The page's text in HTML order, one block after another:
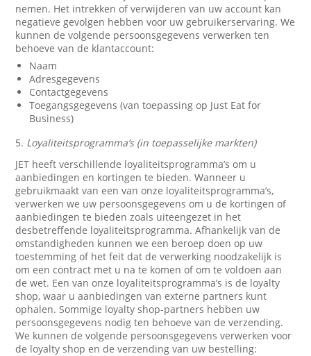
nemen. Het intrekken of verwijderen van uw account kan
negatieve gevolgen hebben voor uw gebruikerservaring. We
kunnen de volgende persoonsgegevens verwerken ten
behoeve van de klantaccount:
Naam
Adresgegevens
Contactgegevens
Toegangsgegevens (van toepassing op Just Eat for
Business)
5. Loyaliteitsprogramma’s (in toepasselijke markten)
JET heeft verschillende loyaliteitsprogramma’s om u
aanbiedingen en kortingen te bieden. Wanneer u
gebruikmaakt van een van onze loyaliteitsprogramma’s,
verwerken we uw persoonsgegevens om u de kortingen of
aanbiedingen te bieden zoals uiteengezet in het
desbetreffende loyaliteitsprogramma. Afhankelijk van de
omstandigheden kunnen we een beroep doen op uw
toestemming of het feit dat de verwerking noodzakelijk is
om een contract met u na te komen of om te voldoen aan
de wet. Een van onze loyaliteitsprogramma’s is de loyalty
shop, waar u aanbiedingen van externe partners kunt
ophalen. Sommige loyalty shop-partners hebben uw
persoonsgegevens nodig ten behoeve van de verzending.
We kunnen de volgende persoonsgegevens verwerken voor
de loyalty shop en de verzending van uw bestelling: